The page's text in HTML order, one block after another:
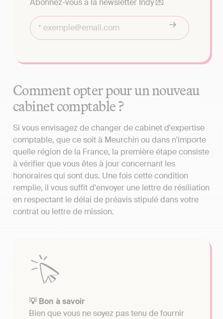
Abonnez-vous à la newsletter Indy 💌
Comment opter pour un nouveau
cabinet comptable ?
Si vous envisagez de changer de cabinet d'expertise
comptable, que ce soit à Meurchin ou dans n'importe
quelle région de la France, la première étape consiste
à vérifier que vous êtes à jour concernant les
honoraires qui sont dus. Une fois cette condition
remplie, il vous suffit d'envoyer une lettre de résiliation
en respectant le délai de préavis stipulé dans votre
contrat ou lettre de mission.
💡 Bon à savoir
Bien que vous ne soyez pas tenu de fournir